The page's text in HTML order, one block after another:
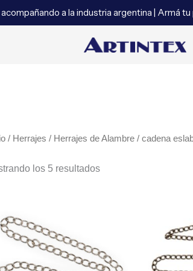
acompañando a la industria argentina | Armá
/ Herrajes / Herrajes de Alambre / cadena
los 5 resultados